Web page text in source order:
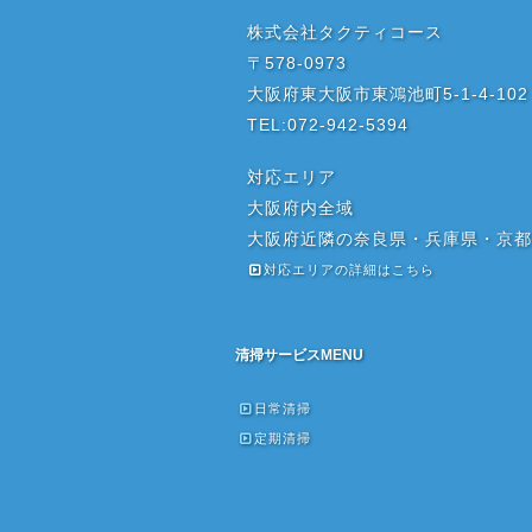
株式会社タクティコース
〒578-0973
大阪府東大阪市東鴻池町5-1-4-102
TEL:072-942-5394
対応エリア
大阪府内全域
大阪府近隣の奈良県・兵庫県・京
対応エリアの詳細はこちら
清掃サービスMENU
日常清掃
定期清掃